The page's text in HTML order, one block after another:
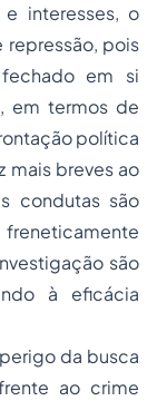
interesses, o
repressão, pois
em si
em termos de
política
mais breves ao
condutas são
são
à eficácia
da busca
ao crime